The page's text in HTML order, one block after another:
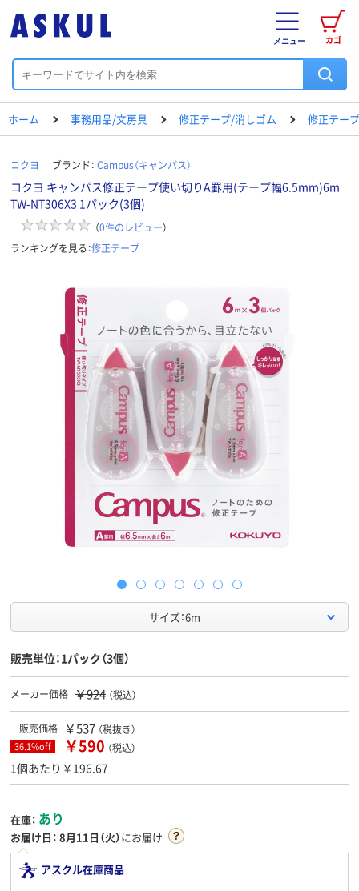
カゴ
メニュー
ホーム 事務用品/文房具 修正テープ/消しゴム 修正テープ
コクヨ ブランド： Campus（キャンパス）
コクヨ キャンパス修正テープ使い切りA罫用(テープ幅6.5mm)6m
TW-NT306X3 1パック(3個)
（0件のレビュー）
ランキングを見る：修正テープ
サイズ：6m
販売単位：1パック（3個）
メーカー価格 ￥924 （税込）
販売価格 ￥537 （税抜き）
36.1%off ￥590 （税込）
1個あたり￥196.67
在庫： あり
お届け日： 8月11日（火）にお届け
アスクル在庫商品